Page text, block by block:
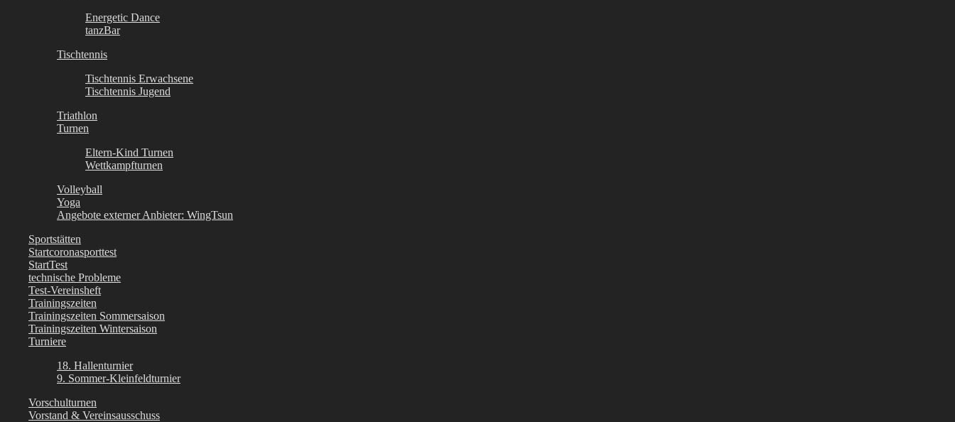
Energetic Dance
tanzBar
Tischtennis
Tischtennis Erwachsene
Tischtennis Jugend
Triathlon
Turnen
Eltern-Kind Turnen
Wettkampfturnen
Volleyball
Yoga
Angebote externer Anbieter: WingTsun
Sportstätten
Startcoronasporttest
StartTest
technische Probleme
Test-Vereinsheft
Trainingszeiten
Trainingszeiten Sommersaison
Trainingszeiten Wintersaison
Turniere
18. Hallenturnier
9. Sommer-Kleinfeldturnier
Vorschulturnen
Vorstand & Vereinsausschuss